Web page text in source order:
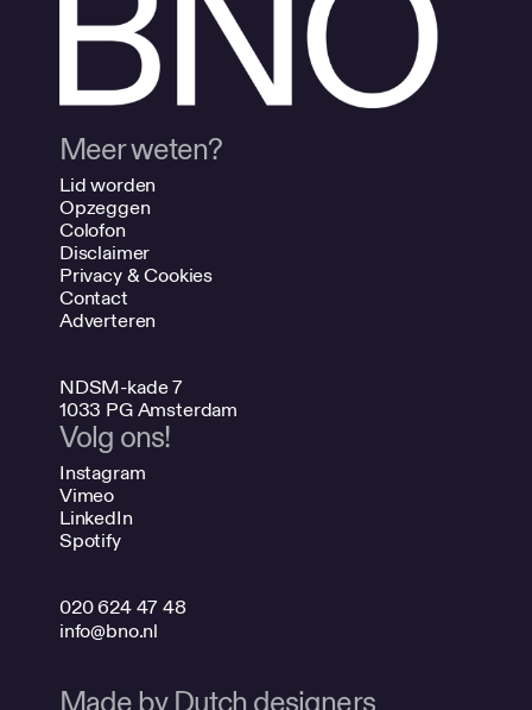
Meer weten?
Lid worden
Opzeggen
Colofon
Disclaimer
Privacy & Cookies
Contact
Adverteren
NDSM-kade 7
1033 PG Amsterdam
Volg ons!
Instagram
Vimeo
LinkedIn
Spotify
020 624 47 48
info@bno.nl